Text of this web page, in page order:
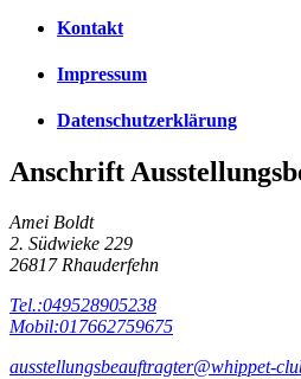
Kontakt
Impressum
Datenschutzerklärung
Anschrift
Amei Boldt
2. Südwieke 229
26817 Rhauderfehn
Tel.:049528905238
Mobil:017662759675
ausstellungsbeauftragter@whippet-